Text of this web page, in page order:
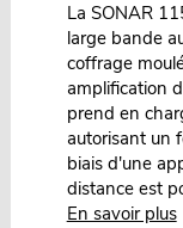
La SONAR
large bande
coffrage
amplification
prend en
autorisant un
biais d'une
distance est
En savoir plus